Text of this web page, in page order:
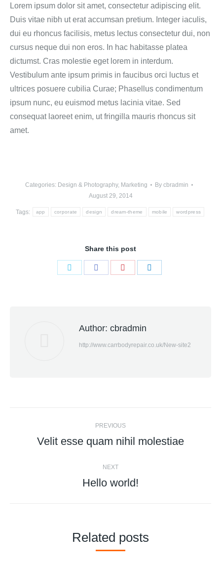
Lorem ipsum dolor sit amet, consectetur adipiscing elit.
Duis vitae nibh ut erat accumsan pretium. Integer iaculis,
dui eu rhoncus facilisis, metus lectus consectetur dui, non
cursus neque dui non eros. In hac habitasse platea
dictumst. Cras molestie eget lorem in interdum.
Vestibulum ante ipsum primis in faucibus orci luctus et
ultrices posuere cubilia Curae; Phasellus condimentum
ipsum nunc, eu euismod metus lacinia vitae. Sed
consequat laoreet enim, ut fringilla mauris rhoncus sit
amet.
Categories: Design & Photography, Marketing By cbradmin
August 29, 2014
Tags: app corporate design dream-theme mobile wordpress
Share this post
Author: cbradmin
http://www.carrbodyrepair.co.uk/New-site2
navigation
PREVIOUS
Previous
Velit esse quam nihil molestiae
NEXT
Next
Hello world!
Related posts